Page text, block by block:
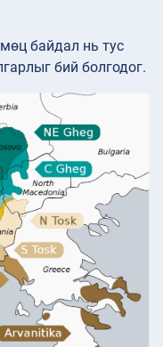
байдал нь тус
бий болгодог.